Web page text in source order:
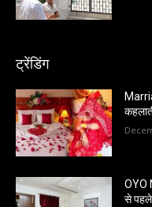
ट्रेंडिंग
OYO
से पहले